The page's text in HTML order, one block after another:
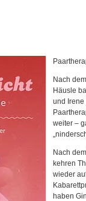
Nach
Häusle
und Irene
weiter –
Nach
kehren
wieder
haben